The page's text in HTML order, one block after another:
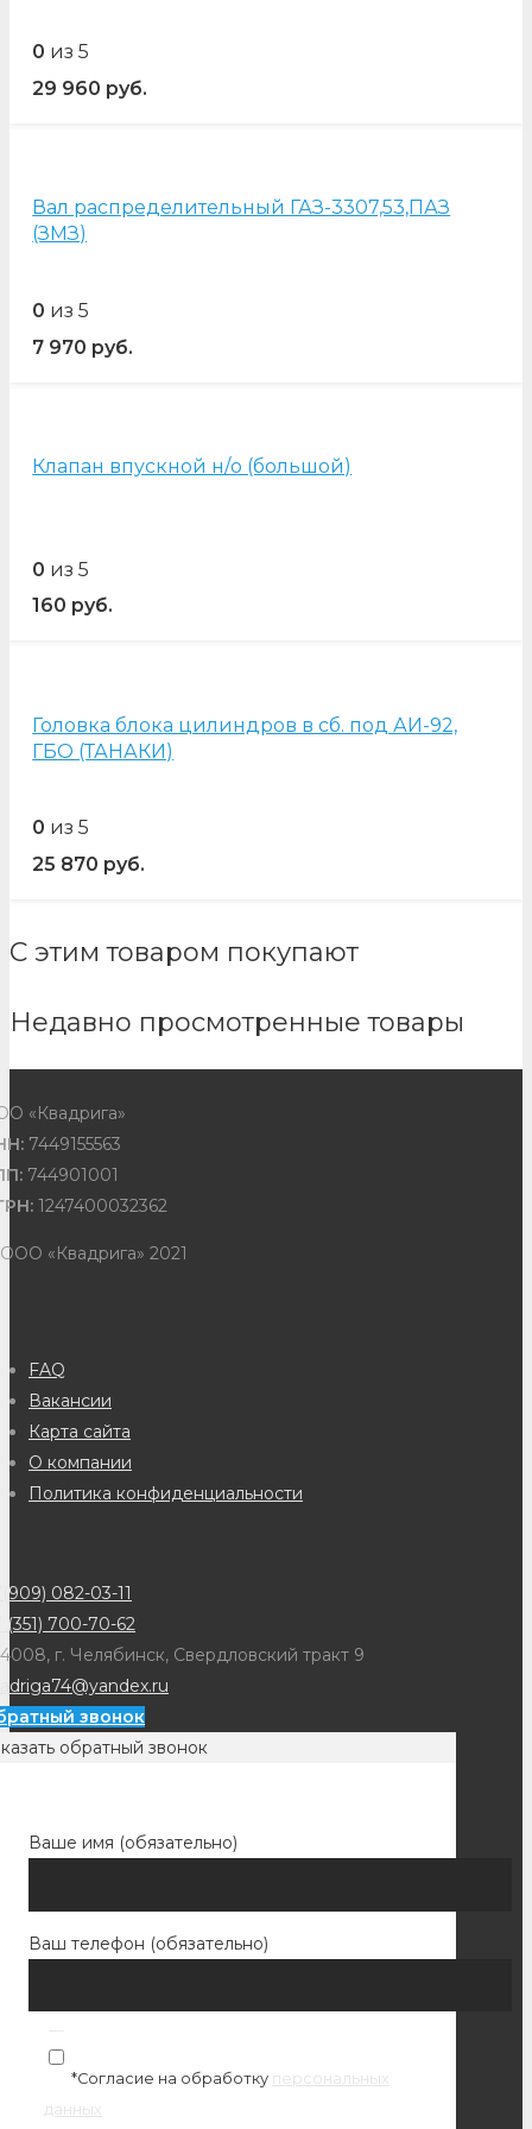
0 из 5
29 960 руб.
Вал распределительный ГАЗ-3307,53,ПАЗ
(ЗМЗ)
0 из 5
7 970 руб.
Клапан впускной н/о (большой)
0 из 5
160 руб.
Головка блока цилиндров в сб. под АИ-92,
ГБО (ТАНАКИ)
0 из 5
25 870 руб.
С этим товаром покупают
Недавно просмотренные товары
«Квадрига»
7449155563
744901001
1247400032362
«Квадрига» 2021
FAQ
Вакансии
Карта сайта
О компании
Политика конфиденциальности
082-03-11
(351) 700-70-62
г. Челябинск, Свердловский тракт 9
звонок
обратный звонок
Ваше имя (обязательно)
Ваш телефон (обязательно)
*Согласие на обработку персональных
данных